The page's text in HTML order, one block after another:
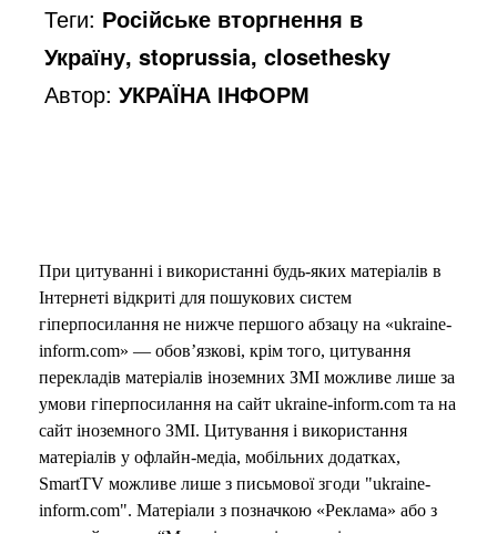
Теги: Російське вторгнення в
Україну, stoprussia, closethesky
Автор:УКРАЇНА ІНФОРМ
При цитуванні і використанні будь-яких матеріалів в
Інтернеті відкриті для пошукових систем
гіперпосилання не нижче першого абзацу на «ukraine-
inform.com» — обов’язкові, крім того, цитування
перекладів матеріалів іноземних ЗМІ можливе лише за
умови гіперпосилання на сайт ukraine-inform.com та на
сайт іноземного ЗМІ. Цитування і використання
матеріалів у офлайн-медіа, мобільних додатках,
SmartTV можливе лише з письмової згоди "ukraine-
inform.com". Матеріали з позначкою «Реклама» або з